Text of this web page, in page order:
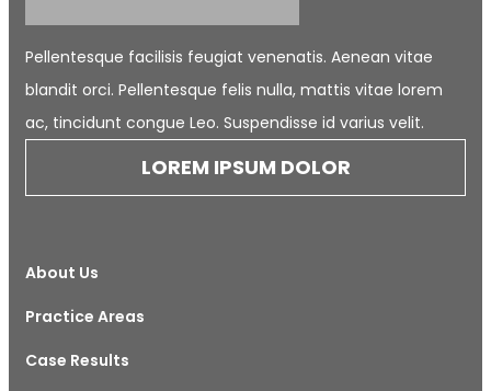
Pellentesque facilisis feugiat venenatis. Aenean vitae
blandit orci. Pellentesque felis nulla, mattis vitae lorem
ac, tincidunt congue Leo. Suspendisse id varius velit.
LOREM IPSUM DOLOR
About Us
Practice Areas
Case Results